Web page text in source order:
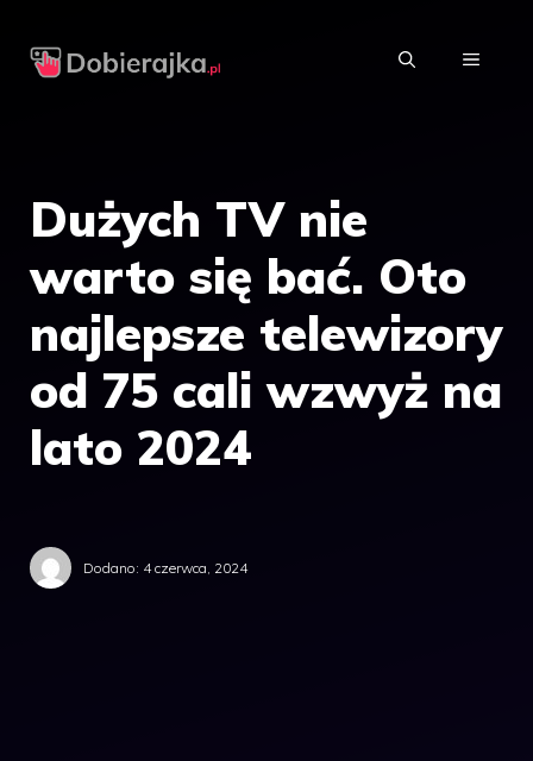
MENU
Dużych TV nie
warto się bać. Oto
najlepsze telewizory
od 75 cali wzwyż na
lato 2024
Dodano: 4 czerwca, 2024